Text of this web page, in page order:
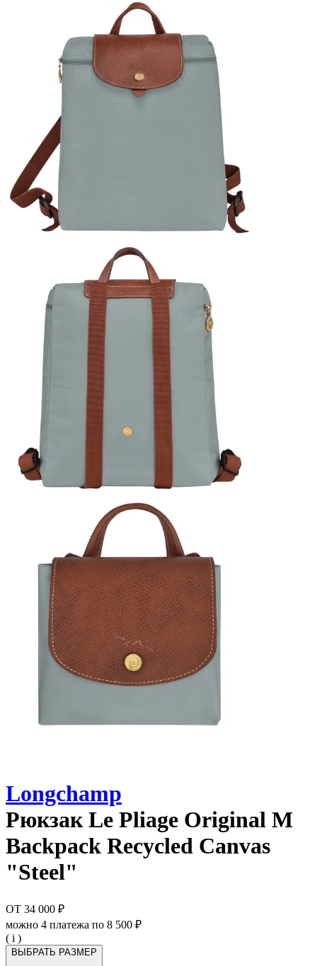
Longchamp
Рюкзак Le Pliage Original M
Backpack Recycled Canvas
"Steel"
ОТ 34 000 ₽
можно 4 платежа по 8 500 ₽
( i )
ВЫБРАТЬ РАЗМЕР